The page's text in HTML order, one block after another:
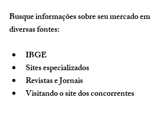
Busque informações sobre seu mercado em
diversas fontes:
IBGE
Sites especializados
Revistas e Jornais
Visitando o site dos concorrentes